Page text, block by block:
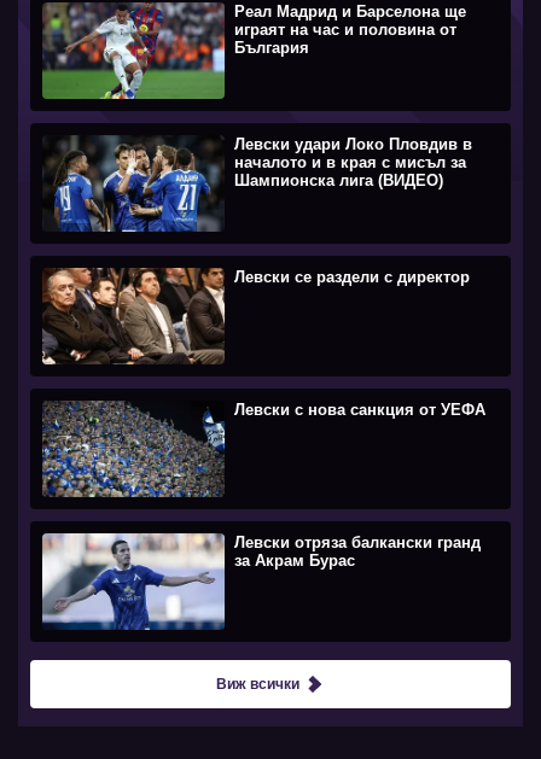
Реал Мадрид и Барселона ще
играят на час и половина от
България
Левски удари Локо Пловдив в
началото и в края с мисъл за
Шампионска лига (ВИДЕО)
Левски се раздели с директор
Левски с нова санкция от УЕФА
Левски отряза балкански гранд
за Акрам Бурас
Виж всички